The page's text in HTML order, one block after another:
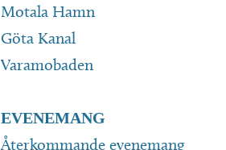
Motala Hamn
Göta Kanal
Varamobaden
EVENEMANG
Återkommande evenemang